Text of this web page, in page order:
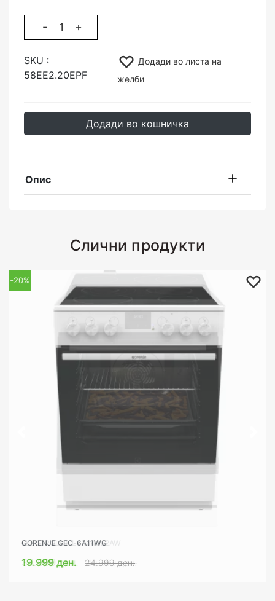
- +
SKU :
58EE2.20EPF
Додади во листа на
желби
Додади во кошничка
Опис
Слични продукти
-20%
GORENJE GEC-6A11WG
19.999 ден. 24.999 ден.
-15%
ELECTROLUX LKR64022AW
34.999 ден. 40.999 ден.